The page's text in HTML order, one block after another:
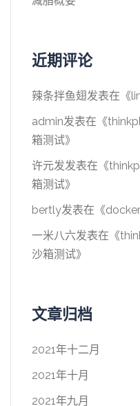
近期评论
辣条拌鱼翅发表在《
admin发表在《
箱测试》
许元发发表在《
箱测试》
bertly发表在《
一米八六发表在《
沙箱测试》
文章归档
2021年十二月
2021年十月
2021年九月